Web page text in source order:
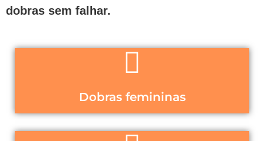
dobras sem falhar.
Dobras femininas